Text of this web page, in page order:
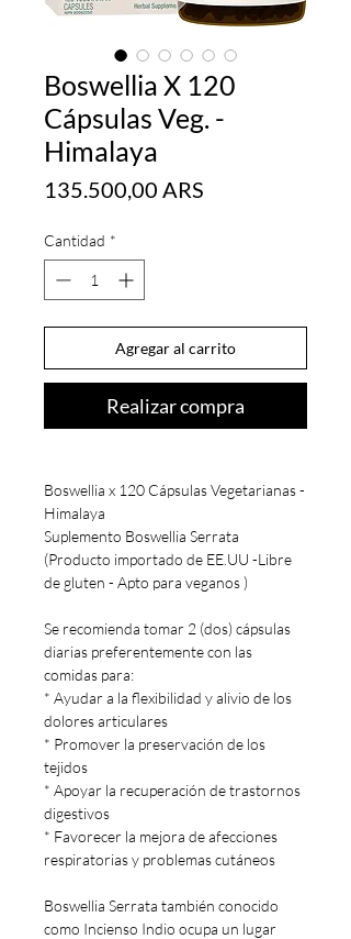
Boswellia X 120
Cápsulas Veg. -
Himalaya
135.500,00 ARS
Cantidad *
Agregar al carrito
Realizar compra
Boswellia x 120 Cápsulas Vegetarianas -
Himalaya
Suplemento Boswellia Serrata
(Producto importado de EE.UU -Libre
de gluten - Apto para veganos )
Se recomienda tomar 2 (dos) cápsulas
diarias preferentemente con las
comidas para:
* Ayudar a la flexibilidad y alivio de los
dolores articulares
* Promover la preservación de los
tejidos
* Apoyar la recuperación de trastornos
digestivos
* Favorecer la mejora de afecciones
respiratorias y problemas cutáneos
Boswellia Serrata también conocido
como Incienso Indio ocupa un lugar